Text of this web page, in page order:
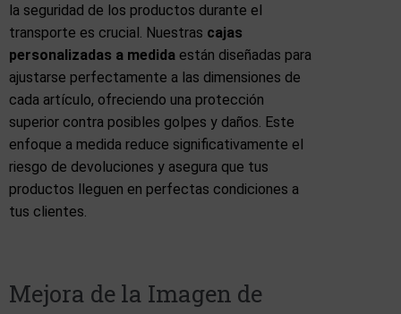
la seguridad de los productos durante el
transporte es crucial. Nuestras cajas
personalizadas a medida están diseñadas para
ajustarse perfectamente a las dimensiones de
cada artículo, ofreciendo una protección
superior contra posibles golpes y daños. Este
enfoque a medida reduce significativamente el
riesgo de devoluciones y asegura que tus
productos lleguen en perfectas condiciones a
tus clientes.
Mejora de la Imagen de